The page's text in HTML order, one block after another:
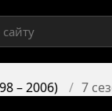
– 2006) 7